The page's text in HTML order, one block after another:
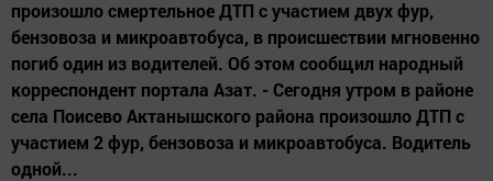
произошло смертельное ДТП с участием двух фур,
бензовоза и микроавтобуса, в происшествии мгновенно
погиб один из водителей. Об этом сообщил народный
корреспондент портала Азат. - Сегодня утром в районе
села Поисево Актанышского района произошло ДТП с
участием 2 фур, бензовоза и микроавтобуса. Водитель
одной...